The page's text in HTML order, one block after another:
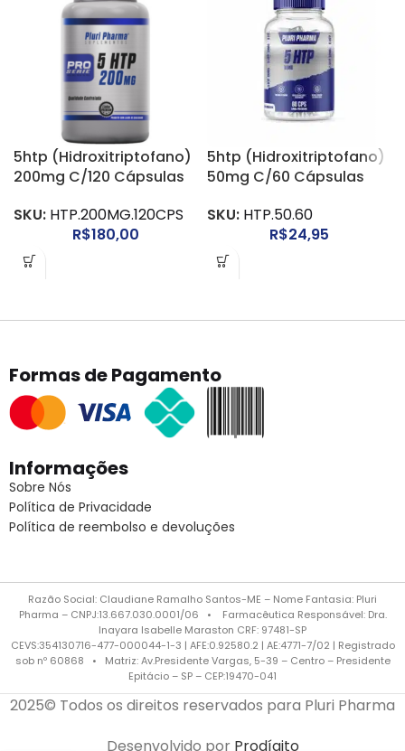
5htp (Hidroxitriptofano)
200mg C/120 Cápsulas
SKU: HTP.200MG.120CPS
R$180,00
5htp (Hidroxitriptofano)
50mg C/60 Cápsulas
SKU: HTP.50.60
R$24,95
Formas de Pagamento
Informações
Sobre Nós
Política de Privacidade
Política de reembolso e devoluções
Razão Social: Claudiane Ramalho Santos-ME – Nome Fantasia: Pluri
Pharma – CNPJ:13.667.030.0001/06 • Farmacêutica Responsável: Dra.
Inayara Isabelle Maraston CRF: 97481-SP
CEVS:354130716-477-000044-1-3 | AFE:0.92580.2 | AE:4771-7/02 | Registrado
sob nº 60868 • Matriz: Av.Presidente Vargas, 5-39 – Centro – Presidente
Epitácio – SP – CEP:19470-041
2025© Todos os direitos reservados para Pluri Pharma
Desenvolvido por Prodígito